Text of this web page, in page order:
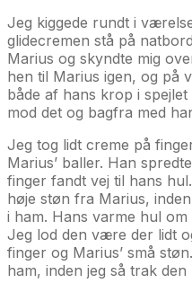
Jeg kiggede rundt i
glidecremen stå på
Marius og skyndte mig
hen til Marius igen, og på
både af hans krop i
mod det og bagfra med
Jeg tog lidt creme på
Marius’ baller. Han
finger fandt vej til hans
høje støn fra Marius,
i ham. Hans varme hul
Jeg lod den være der lidt
finger og Marius’ små
ham, inden jeg så trak den